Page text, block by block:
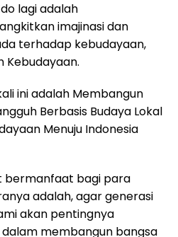
lagi adalah
imajinasi dan
terhadap kebudayaan,
Kebudayaan.
ini adalah Membangun
Berbasis Budaya Lokal
Menuju Indonesia
bermanfaat bagi para
adalah, agar generasi
akan pentingnya
membangun bangsa